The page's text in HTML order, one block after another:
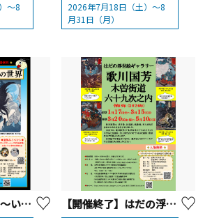
～8
2026年7月18日（土）～8
月31日（月）
「こわいけど見た～い！おばけ・妖怪の世界」 【開催終了】はだの浮世絵ギャラリー「歌川国芳木曽街道六十九次之内（前期）」【 秦野市 】